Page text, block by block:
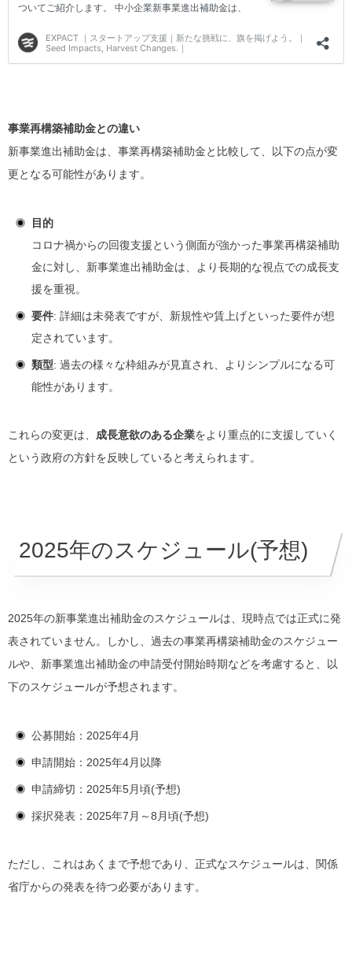
事業再構築補助金との違い
新事業進出補助金は、事業再構築補助金と比較して、以下の点が変
更となる可能性があります。
目的
コロナ禍からの回復支援という側面が強かった事業再構築補助
金に対し、新事業進出補助金は、より長期的な視点での成長支
援を重視。
要件: 詳細は未発表ですが、新規性や賃上げといった要件が想
定されています。
類型: 過去の様々な枠組みが見直され、よりシンプルになる可
能性があります。
これらの変更は、 成長意欲のある企業をより重点的に支援していく
という政府の方針を反映していると考えられます。
2025年のスケジュール(予想)
2025年の新事業進出補助金のスケジュールは、現時点では正式に発
表されていません。しかし、過去の事業再構築補助金のスケジュー
ルや、新事業進出補助金の申請受付開始時期などを考慮すると、以
下のスケジュールが予想されます。
公募開始：2025年4月
申請開始：2025年4月以降
申請締切：2025年5月頃(予想)
採択発表：2025年7月～8月頃(予想)
ただし、これはあくまで予想であり、正式なスケジュールは、関係
省庁からの発表を待つ必要があります。